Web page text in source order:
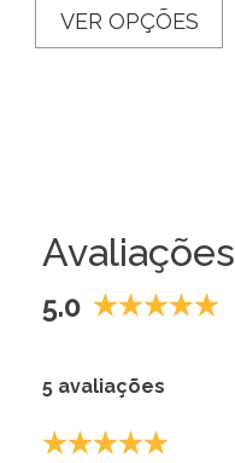
VER OPÇÕES
Avaliações
5.0
5 avaliações